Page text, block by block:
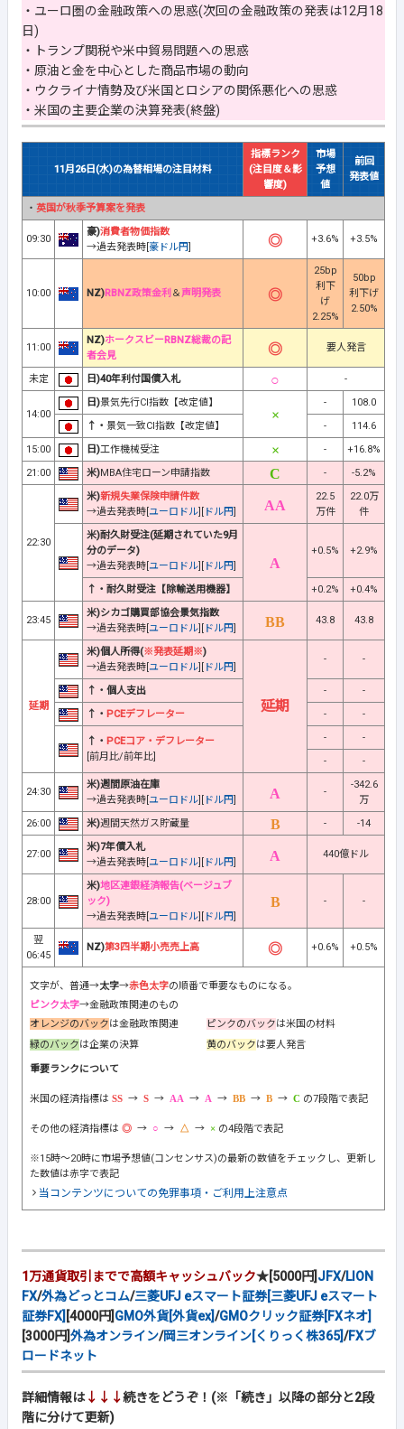
・ユーロ圏の金融政策への思惑(次回の金融政策の発表は12月18
日)
・トランプ関税や米中貿易問題への思惑
・原油と金を中心とした商品市場の動向
・ウクライナ情勢及び米国とロシアの関係悪化への思惑
・米国の主要企業の決算発表(終盤)
11月26日(水)の為替相場の注目材料
指標ランク
(注目度＆影
響度)
市場
予想
値
前回
発表値
・ 英国が秋季予算案を発表
09:30
豪)消費者物価指数
→過去発表時[ 豪ドル円
+3.6% +3.5%
10:00 NZ)RBNZ政策金利 ＆声明発表
25bp
利下
げ
2.25%
50bp
利下げ
2.50%
11:00
NZ)ホークスビーRBNZ総裁の記
者会見
要人発言
未定 日)40年利付国債入札 -
14:00
日)景気先行CI指数【改定値】 -
108.0
↑・ 景気一致CI指数【改定値】 -
114.6
15:00
日)工作機械受注 -
+16.8%
21:00
米)MBA住宅ローン申請指数 - -5.2%
22:30
米)新規失業保険申請件数
→過去発表時[ ユーロドル ドル円
22.5
万件
22.0万
件
米)耐久財受注(延期されていた9月
分のデータ)
→過去発表時[ ユーロドル ドル円
+0.5% +2.9%
↑・耐久財受注【除輸送用機器】 +0.2% +0.4%
23:45
米)シカゴ購買部協会景気指数
→過去発表時[ ユーロドル ドル円
43.8 43.8
延期
米)個人所得(※発表延期※)
→過去発表時[ ユーロドル ドル円
延期
- -
↑・個人支出 -
-
↑・ PCEデフレーター - -
↑・ PCEコア・デフレーター
[前月比/前年比]
-
-
-
-
24:30
米)週間原油在庫
→過去発表時[ ユーロドル ドル円
-
-342.6
万
26:00
米)週間天然ガス貯蔵量 - -14
27:00
米)7年債入札
→過去発表時[ ユーロドル ドル円
440億ドル
28:00
米)地区連銀経済報告(ベージュブ
ック)
→過去発表時[ ユーロドル ドル円
- -
翌
06:45
NZ)第3四半期小売売上高 +0.6% +0.5%
文字が、普通→太字→赤色太字の順番で重要なものになる。
ピンク太字→金融政策関連のもの
オレンジのバックは金融政策関連 ピンクのバックは米国の材料
緑のバックは企業の決算 黄のバックは要人発言
重要ランクについて
米国の経済指標は → → → → → → の7段階で表記
その他の経済指標は → → → の4段階で表記
※15時～20時に市場予想値(コンセンサス)の最新の数値をチェックし、更新し
た数値は赤字で表記
当コンテンツについての免罪事項・ご利用上注意点
1万通貨取引までで高額キャッシュバック★[5000円] JFX/LION
FX/外為どっとコム/三菱UFJ eスマート証券[三菱UFJ eスマート
証券FX] [4000円] GMO外貨[外貨ex]/GMOクリック証券[FXネオ]
[3000円]外為オンライン/岡三オンライン[くりっく株365]/FXブ
ロードネット
詳細情報は↓↓↓続きをどうぞ！(※「続き」以降の部分と2段
階に分けて更新)